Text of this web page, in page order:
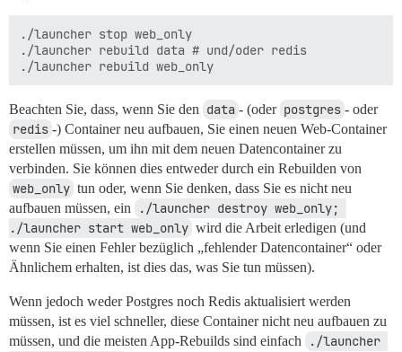
./launcher stop web_only
./launcher rebuild data # und/oder redis
Beachten Sie, dass, wenn Sie den data - (oder postgres - oder
redis -) Container neu aufbauen, Sie einen neuen Web-Container
erstellen müssen, um ihn mit dem neuen Datencontainer zu
verbinden. Sie können dies entweder durch ein Rebuilden von
web_only tun oder, wenn Sie denken, dass Sie es nicht neu
aufbauen müssen, ein
./launcher destroy web_only;
./launcher start web_only wird die Arbeit erledigen (und
wenn Sie einen Fehler bezüglich „fehlender Datencontainer“ oder
Ähnlichem erhalten, ist dies das, was Sie tun müssen).
Wenn jedoch weder Postgres noch Redis aktualisiert werden
müssen, ist es viel schneller, diese Container nicht neu aufbauen zu
müssen, und die meisten App-Rebuilds sind einfach
./launcher